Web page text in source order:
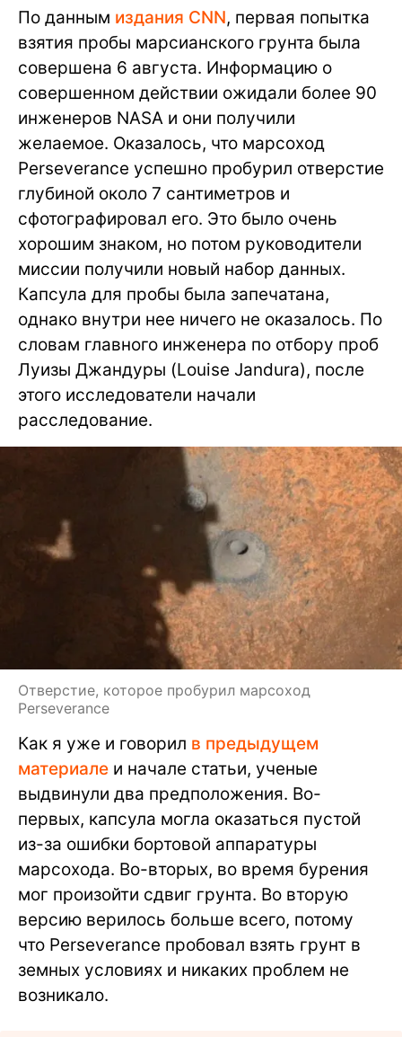
По данным издания CNN, первая попытка
взятия пробы марсианского грунта была
совершена 6 августа. Информацию о
совершенном действии ожидали более 90
инженеров NASA и они получили
желаемое. Оказалось, что марсоход
Perseverance успешно пробурил отверстие
глубиной около 7 сантиметров и
сфотографировал его. Это было очень
хорошим знаком, но потом руководители
миссии получили новый набор данных.
Капсула для пробы была запечатана,
однако внутри нее ничего не оказалось. По
словам главного инженера по отбору проб
Луизы Джандуры (Louise Jandura), после
этого исследователи начали
расследование.
Отверстие, которое пробурил марсоход
Perseverance
Как я уже и говорил в предыдущем
материале и начале статьи, ученые
выдвинули два предположения. Во-
первых, капсула могла оказаться пустой
из-за ошибки бортовой аппаратуры
марсохода. Во-вторых, во время бурения
мог произойти сдвиг грунта. Во вторую
версию верилось больше всего, потому
что Perseverance пробовал взять грунт в
земных условиях и никаких проблем не
возникало.